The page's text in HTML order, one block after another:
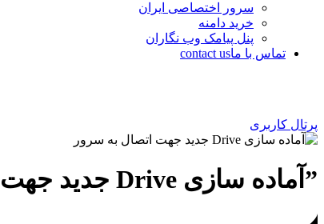
سرور اختصاصی ایران
خرید دامنه
پنل پیامک وب نگاران
تماس با ماcontact us
پرتال کاربری
”آماده سازی Drive جدید جهت اتصال به سرور“